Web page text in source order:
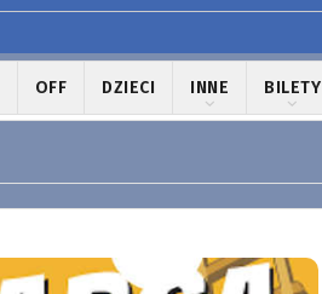
OFF DZIECI INNE BILETY